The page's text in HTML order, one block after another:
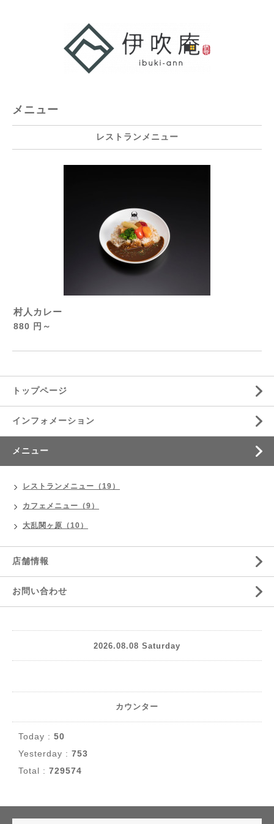
メニュー
レストランメニュー
村人カレー
880 円～
トップページ
インフォメーション
メニュー
レストランメニュー（19）
カフェメニュー（9）
大乱関ヶ原（10）
店舗情報
お問い合わせ
2026.08.08 Saturday
カウンター
Today : 50
Yesterday : 753
Total : 729574